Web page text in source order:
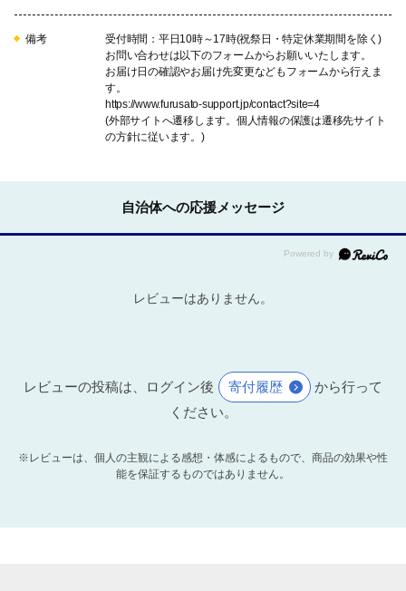
12
与謝野ホップ応援プロジェクト
・与謝野ホップ促進のほか、地域
特性を活かした新商品開発、販路
値化の事業に寄附金を活用しま
す。
【算所区】ふるさと応援プロジェ
クト
算所区を直接選択して応援するこ
とができる事業です。
する補助金制度によって算所区の
【加悦奥区】ふるさと応援プロジ
ェクト
加悦奥区を直接選択して応援する
体となり行うまちおこし事業等に
係る事業に寄附金を活用する補助
備考
受付時間：平日10時～17時(祝祭日・特定休業期間を除く)
お問い合わせは以下のフォームからお願いいたします。
お届け日の確認やお届け先変更などもフォームから行えま
す。
https://www.furusato-support.jp/contact?site=4
(外部サイトへ遷移します。個人情報の保護は遷移先サイト
の方針に従います。)
自治体への応援メッセージ
レビューはありません。
レビューの投稿は、ログイン後 寄付履歴
から行って
ください。
※レビューは、個人の主観による感想・体感によるもので、商品の効果や性
能を保証するものではありません。